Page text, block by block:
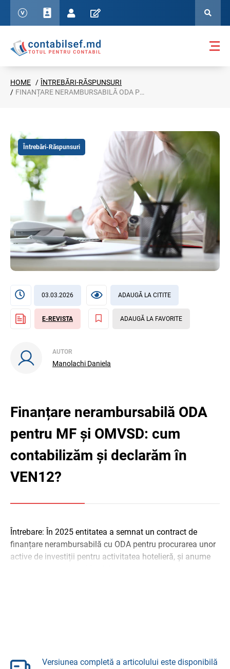
HOME
ÎNTREBĂRI-RĂSPUNSURI
FINANȚARE NERAMBURSABILĂ ODA PENTRU MF ȘI OMVSD: CUM CONTABILIZĂM ȘI DECLARĂM ÎN VEN12?
Întrebări-Răspunsuri
03.03.2026 ADAUGĂ LA CITITE
E-REVISTA ADAUGĂ LA FAVORITE
AUTOR
Manolachi Daniela
Finanțare nerambursabilă ODA
pentru MF și OMVSD: cum
contabilizăm și declarăm în
VEN12?
Întrebare: În 2025 entitatea a semnat un contract de
finanțare nerambursabilă cu ODA pentru procurarea unor
active de investiții pentru activitatea hotelieră, și anume
Versiunea completă a articolului este disponibilă